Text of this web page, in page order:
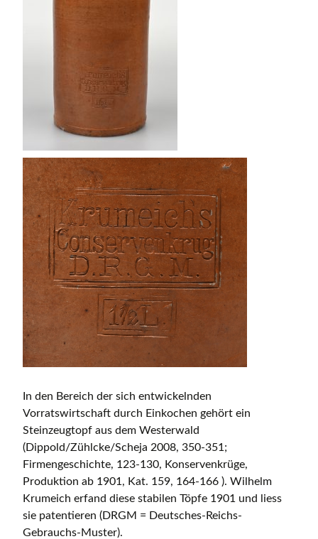
In den Bereich der sich entwickelnden
Vorratswirtschaft durch Einkochen gehört ein
Steinzeugtopf aus dem Westerwald
(Dippold/Zühlcke/Scheja 2008, 350-351;
Firmengeschichte, 123-130, Konservenkrüge,
Produktion ab 1901, Kat. 159, 164-166 ). Wilhelm
Krumeich erfand diese stabilen Töpfe 1901 und liess
sie patentieren (DRGM = Deutsches-Reichs-
Gebrauchs-Muster).